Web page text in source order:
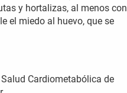
y hortalizas, al menos con
el miedo al huevo, que se
Cardiometabólica de